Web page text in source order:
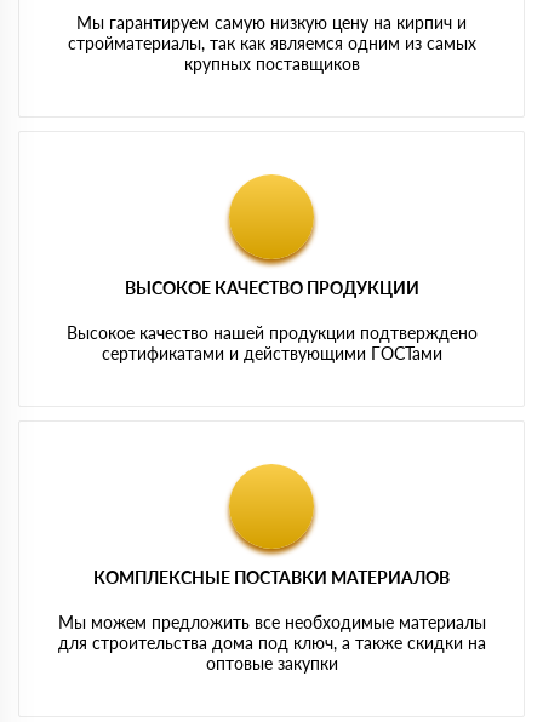
Мы гарантируем самую низкую цену на кирпич и
стройматериалы, так как являемся одним из самых
крупных поставщиков
ВЫСОКОЕ КАЧЕСТВО ПРОДУКЦИИ
Высокое качество нашей продукции подтверждено
сертификатами и действующими ГОСТами
КОМПЛЕКСНЫЕ ПОСТАВКИ МАТЕРИАЛОВ
Мы можем предложить все необходимые материалы
для строительства дома под ключ, а также скидки на
оптовые закупки